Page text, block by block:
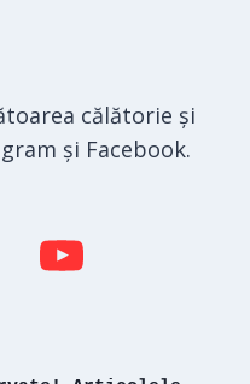
călătorie și
și Facebook.